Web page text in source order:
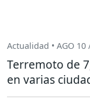
Actualidad • AGO 10
Terremoto de
en varias